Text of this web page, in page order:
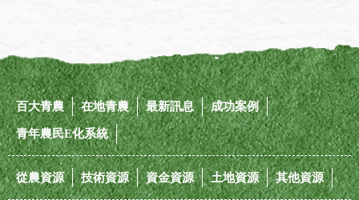
百大青農 在地青農 最新訊息 成功案例
青年農民E化系統
從農資源 技術資源 資金資源 土地資源 其他資源